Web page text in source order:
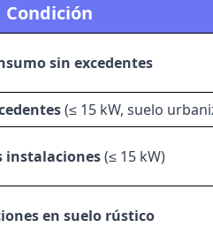
Condición
sin excedentes
(≤ 15 kW, suelo
instalaciones(≤ 15 kW)
en suelo rústico